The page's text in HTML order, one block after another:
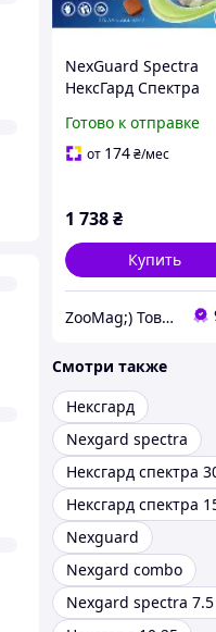
NexGuard Spectra
НексГард Спектра
паразитов для собак
(7.5-15 кг) упаковка 3
Готово к отправке
от 174₴/мес
1 738₴
Купить
ZooMag;) Товары для животных
Смотри также
Нексгард
Nexgard spectra
Nexguard
Nexgard combo